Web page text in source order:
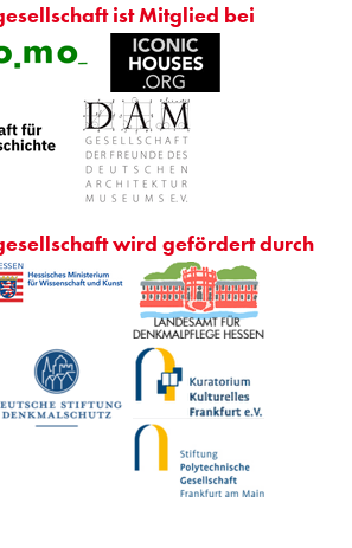
ist Mitglied bei
wird gefördert durch